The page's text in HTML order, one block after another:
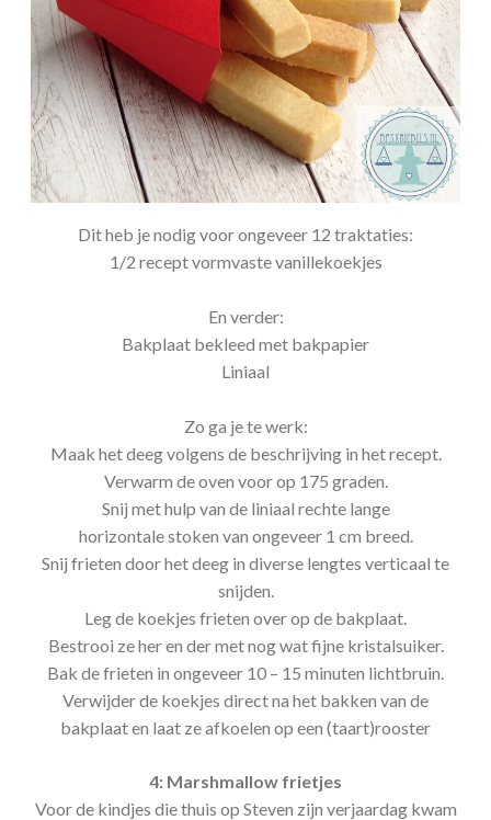
Dit heb je nodig voor ongeveer 12 traktaties:
1/2 recept vormvaste vanillekoekjes
En verder:
Bakplaat bekleed met bakpapier
Liniaal
Zo ga je te werk:
Maak het deeg volgens de beschrijving in het recept.
Verwarm de oven voor op 175 graden.
Snij met hulp van de liniaal rechte lange
horizontale stoken van ongeveer 1 cm breed.
Snij frieten door het deeg in diverse lengtes verticaal te
snijden.
Leg de koekjes frieten over op de bakplaat.
Bestrooi ze her en der met nog wat fijne kristalsuiker.
Bak de frieten in ongeveer 10 – 15 minuten lichtbruin.
Verwijder de koekjes direct na het bakken van de
bakplaat en laat ze afkoelen op een (taart)rooster
4: Marshmallow frietjes
Voor de kindjes die thuis op Steven zijn verjaardag kwam